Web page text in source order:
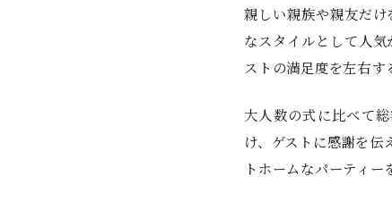
親しい親族や親友だ
なスタイルとして人
ストの満足度を左右す
大人数の式に比べて
け、ゲストに感謝を伝
トホームなパーティ